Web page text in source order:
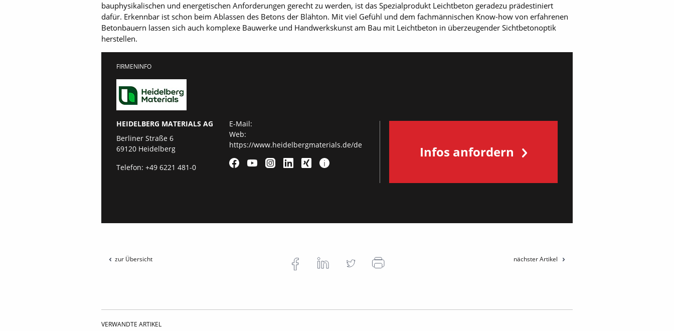
bauphysikalischen und energetischen Anforderungen gerecht zu werden, ist das Spezialprodukt Leichtbeton geradezu prädestiniert
dafür. Erkennbar ist schon beim Ablassen des Betons der Blähton. Mit viel Gefühl und dem fachmännischen Know-how von erfahrenen
Betonbauern lassen sich auch komplexe Bauwerke und Handwerkskunst am Bau mit Leichtbeton in überzeugender Sichtbetonoptik
herstellen.
FIRMENINFO
HEIDELBERG MATERIALS AG
Berliner Straße 6
69120 Heidelberg
Telefon: +49 6221 481-0
E-Mail:
Web:
https://www.heidelbergmaterials.de/de
Infos anfordern
zur Übersicht nächster Artikel
VERWANDTE ARTIKEL